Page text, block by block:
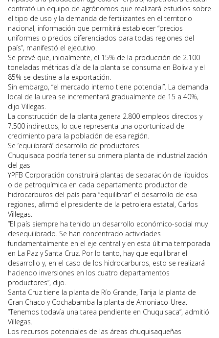
contrató un equipo de agrónomos que realizará estudios sobre
el tipo de uso y la demanda de fertilizantes en el territorio
nacional, información que permitirá establecer “precios
uniformes o precios diferenciados para todas regiones del
país”, manifestó el ejecutivo.
Se prevé que, inicialmente, el 15% de la producción de 2.100
toneladas métricas día de la planta se consuma en Bolivia y el
85% se destine a la exportación.
Sin embargo, “el mercado interno tiene potencial”. La demanda
local de la urea se incrementará gradualmente de 15 a 40%,
dijo Villegas.
La construcción de la planta genera 2.800 empleos directos y
7.500 indirectos, lo que representa una oportunidad de
crecimiento para la población de esa región.
Se ‘equilibrará’ desarrollo de productores
Chuquisaca podría tener su primera planta de industrialización
del gas
YPFB Corporación construirá plantas de separación de líquidos
o de petroquímica en cada departamento productor de
hidrocarburos del país para “equilibrar” el desarrollo de esa
regiones, afirmó el presidente de la petrolera estatal, Carlos
Villegas.
“El país siempre ha tenido un desarrollo económico-social muy
desequilibrado. Se han concentrado actividades
fundamentalmente en el eje central y en esta última temporada
en La Paz y Santa Cruz. Por lo tanto, hay que equilibrar el
desarrollo y, en el caso de los hidrocarburos, esto se realizará
haciendo inversiones en los cuatro departamentos
productores”, dijo.
Santa Cruz tiene la planta de Río Grande, Tarija la planta de
Gran Chaco y Cochabamba la planta de Amoniaco-Urea.
“Tenemos todavía una tarea pendiente en Chuquisaca”, admitió
Villegas.
Los recursos potenciales de las áreas chuquisaqueñas